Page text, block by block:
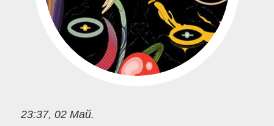
23:37, 02 Май.